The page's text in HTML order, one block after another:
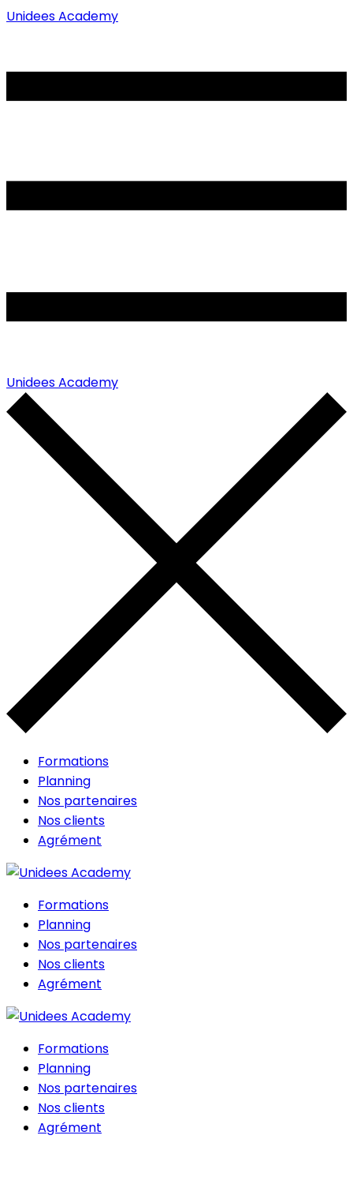
Unidees Academy
Unidees Academy
Formations
Planning
Nos partenaires
Nos clients
Agrément
Formations
Planning
Nos partenaires
Nos clients
Agrément
Formations
Planning
Nos partenaires
Nos clients
Agrément